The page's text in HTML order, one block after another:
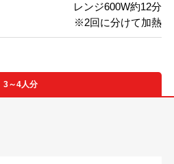
レンジ600W約12分
※2回に分けて加熱
3～4人分